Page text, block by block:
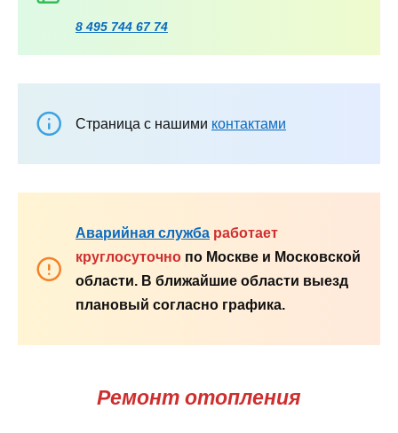
8 495 744 67 74
Страница с нашими контактами
Аварийная служба работает
круглосуточно по Москве и Московской
области. В ближайшие области выезд
плановый согласно графика.
Ремонт отопления